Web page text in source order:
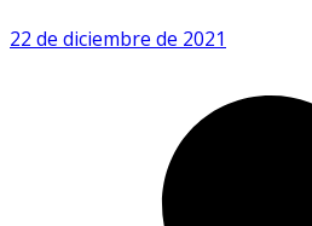
22 de diciembre de 2021